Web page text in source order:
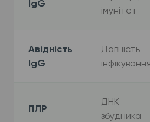
IgG
імунітет
Авідність
IgG
Давність
інфікування
ПЛР
ДНК
збудника